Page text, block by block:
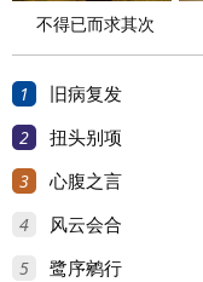
不得已而求其次
1 旧病复发
2 扭头别项
3 心腹之言
4 风云会合
5 鹭序鹓行